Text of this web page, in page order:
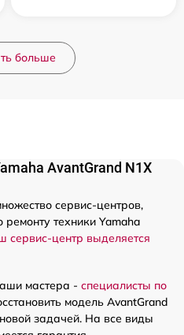
больше
AvantGrand N1X
сервис-центров,
техники Yamaha
сервис-центр выделяется
мастера - специалисты по
модель AvantGrand
задачей. На все виды